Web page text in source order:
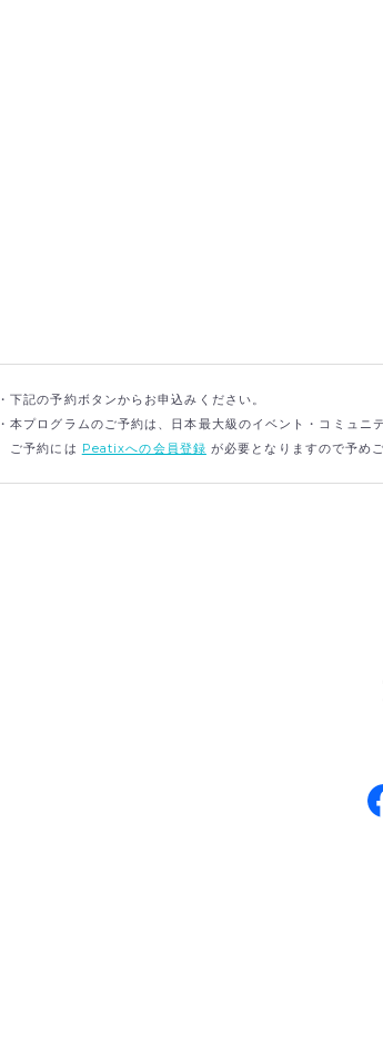
・下記の予約ボタンからお申込みください。
・本プログラムのご予約は、日本最大級のイベント・コミュ
ご予約には Peatixへの会員登録 が必要となりますので予め